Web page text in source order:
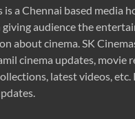
is a Chennai based media
audience the
about cinema. SK
cinema updates, movie
latest videos,